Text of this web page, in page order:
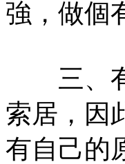
強，做個
三、有
索居，因
有自己的